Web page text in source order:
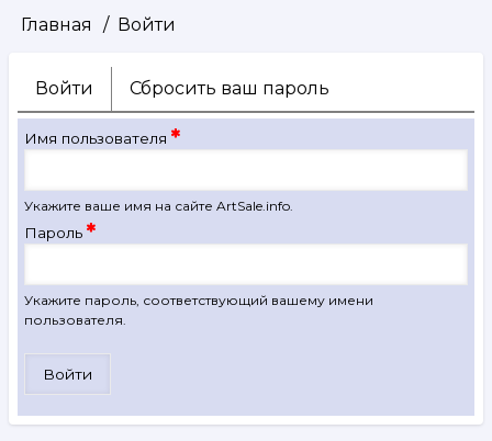
Строка
Главная Войти
Главные
вкладки
Войти
(активная
вкладка)
Сбросить ваш пароль
Имя пользователя
Укажите ваше имя на сайте ArtSale.info.
Пароль
Укажите пароль, соответствующий вашему имени
пользователя.